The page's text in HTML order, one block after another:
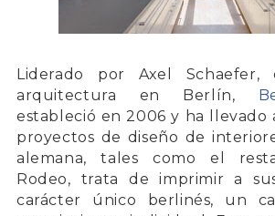
Liderado porAxel Schaefer,
arquitectura en Berlín,
estableció en 2006 y ha llevado
proyectos de diseño de
alemana, tales como el
Rodeo, trata de imprimir a
carácter único berlinés, un